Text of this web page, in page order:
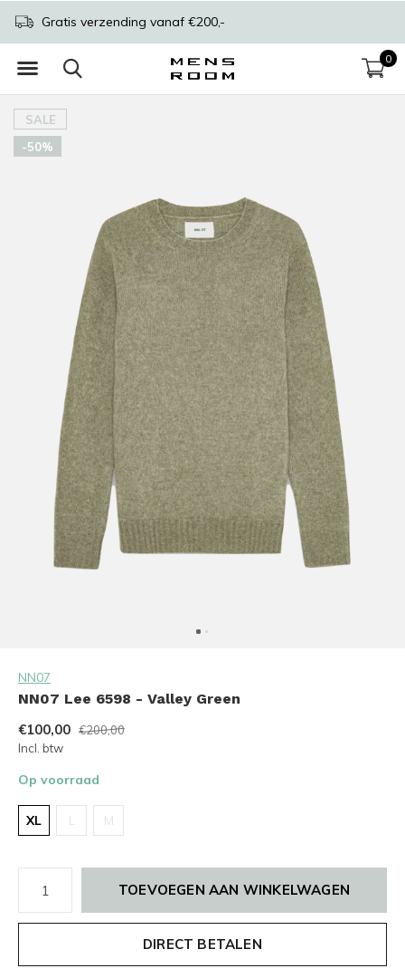
0
Gratis verzending vanaf €200,-
SALE
-50%
NN07
NN07 Lee 6598 - Valley Green
€100,00 €200,00
Incl. btw
Op voorraad
XL L M
TOEVOEGEN AAN WINKELWAGEN
DIRECT BETALEN